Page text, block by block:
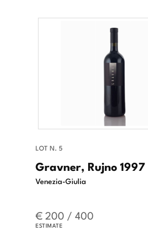
LOT N. 5
Gravner, Rujno 1997
Venezia-Giulia
€ 200 / 400
ESTIMATE